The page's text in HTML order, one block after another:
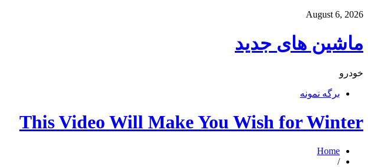
August 6, 2026
ماشین های جدید
خودرو
برگه نمونه
This Video Will Make You Wish for Winter
Home
/